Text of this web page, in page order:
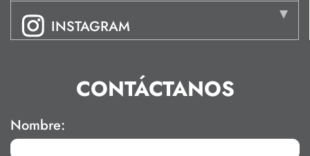
INSTAGRAM
CONTÁCTANOS
Nombre: